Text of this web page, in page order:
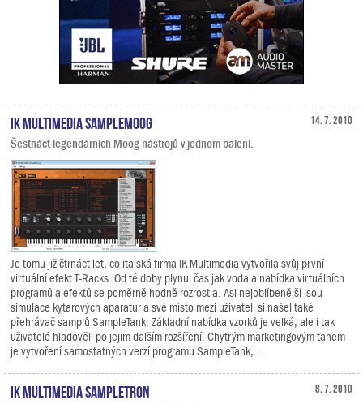
14. 7. 2010
IK Multimedia SampleMoog
Šestnáct legendárních Moog nástrojů v jednom balení.
Je tomu již čtrnáct let, co italská firma IK Multimedia vytvořila svůj první
virtuální efekt T-Racks. Od té doby plynul čas jak voda a nabídka virtuálních
programů a efektů se poměrně hodně rozrostla. Asi nejoblíbenější jsou
simulace kytarových aparatur a své místo mezi uživateli si našel také
přehrávač samplů SampleTank. Základní nabídka vzorků je velká, ale i tak
uživatelé hladověli po jejím dalším rozšíření. Chytrým marketingovým tahem
je vytvoření samostatných verzí programu SampleTank,...
8. 7. 2010
IK Multimedia SampleTron